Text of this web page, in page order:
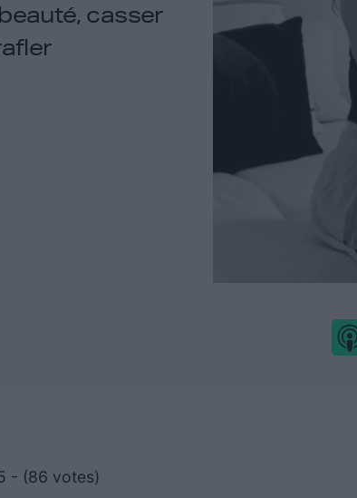
casser
- (86 votes)